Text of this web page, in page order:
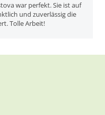
war perfekt. Sie ist auf
und zuverlässig die
Tolle Arbeit!